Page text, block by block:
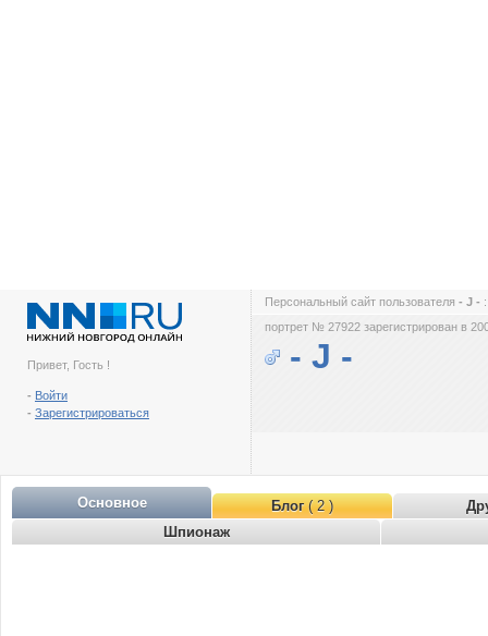
Привет, Гость !
- Войти
- Зарегистрироваться
Персональный сайт пользователя - J -
портрет № 27922 зарегистрирован в
- J -
Основное Блог( 2 )
Шпионаж